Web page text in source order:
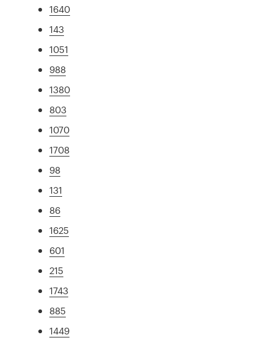
1640
143
1051
988
1380
803
1070
1708
98
131
86
1625
601
215
1743
885
1449